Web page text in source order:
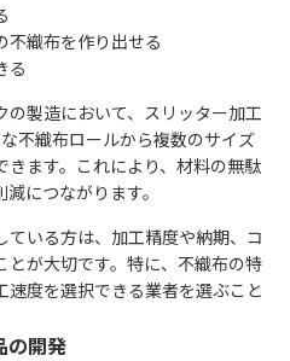
不織布を作り出せる
る
製造において、スリッター加工
不織布ロールから複数のサイズ
ます。これにより、材料の無駄
につながります。
ている方は、加工精度や納期、コ
とが大切です。特に、不織布の特
度を選択できる業者を選ぶこと
の開発